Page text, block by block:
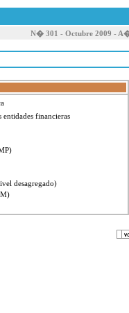
N� 301 - Octubre 2009 -
financieras
desagregado)